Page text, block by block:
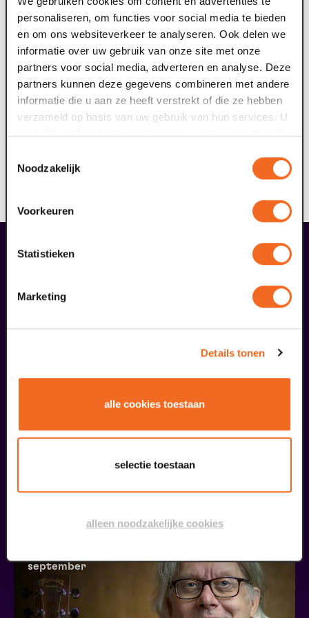
personaliseren, om functies voor social media te bieden
en om ons websiteverkeer te analyseren. Ook delen we
informatie over uw gebruik van onze site met onze
partners voor social media, adverteren en analyse. Deze
partners kunnen deze gegevens combineren met andere
informatie die u aan ze heeft verstrekt of die ze hebben
verzameld op basis van uw gebruik van hun services. U
gaat akkoord met onze cookies als u onze website blijft
Noodzakelijk
Voorkeuren
Statistieken
Marketing
Details tonen
alle cookies toestaan
selectie toestaan
alleen noodzakelijke cookies
glas-in-loodramen en oude plafondschilderingen
historie ademen, brengen de artiesten van nu verleden
en toekomst samen met hun muziek. Wees welkom bij
Domani, podium voor morgen!
09
september